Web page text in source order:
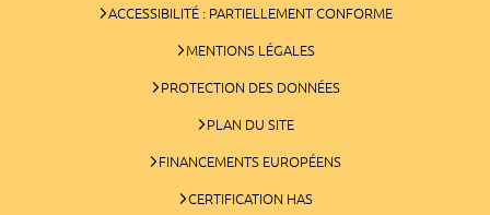
ACCESSIBILITÉ : PARTIELLEMENT CONFORME
MENTIONS LÉGALES
PROTECTION DES DONNÉES
PLAN DU SITE
FINANCEMENTS EUROPÉENS
CERTIFICATION HAS